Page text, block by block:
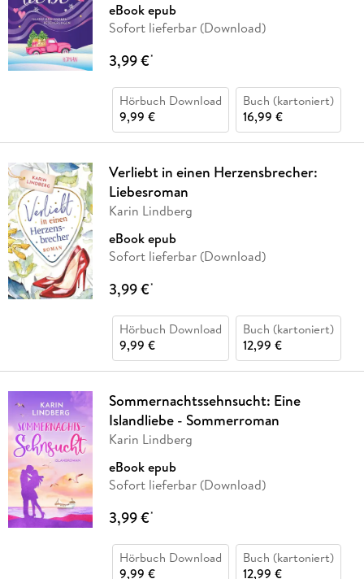
eBook epub
Sofort lieferbar (Download)
3,99 €*
Hörbuch Download
9,99 €
Buch (kartoniert)
16,99 €
Verliebt in einen Herzensbrecher:
Liebesroman
Karin Lindberg
eBook epub
Sofort lieferbar (Download)
3,99 €*
Hörbuch Download
9,99 €
Buch (kartoniert)
12,99 €
Sommernachtssehnsucht: Eine
Islandliebe - Sommerroman
Karin Lindberg
eBook epub
Sofort lieferbar (Download)
3,99 €*
Hörbuch Download
9,99 €
Buch (kartoniert)
12,99 €